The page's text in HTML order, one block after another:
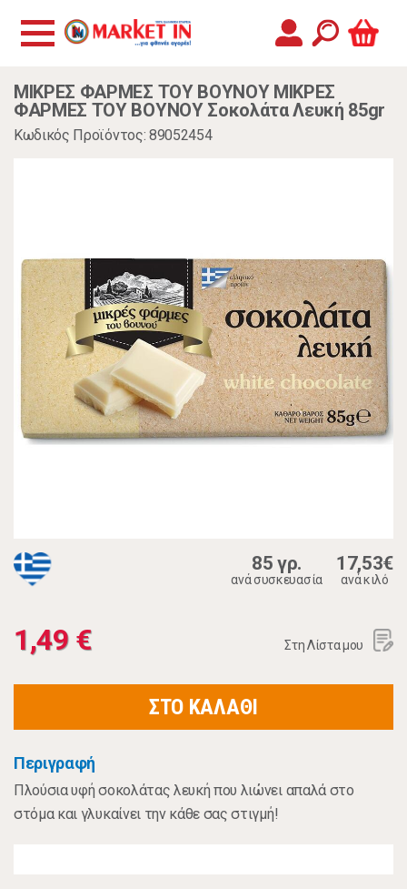
ΜΙΚΡΕΣ ΦΑΡΜΕΣ ΤΟΥ ΒΟΥΝΟΥ ΜΙΚΡΕΣ
ΦΑΡΜΕΣ ΤΟΥ ΒΟΥΝΟΥ Σοκολάτα Λευκή 85gr
Κωδικός Προϊόντος: 89052454
85 γρ.
ανά συσκευασία
17,53€
ανά κιλό
1,49 € Στη Λίστα μου
ΣΤΟ ΚΑΛΑΘΙ
Περιγραφή
Πλούσια υφή σοκολάτας λευκή που λιώνει απαλά στο
στόμα και γλυκαίνει την κάθε σας στιγμή!